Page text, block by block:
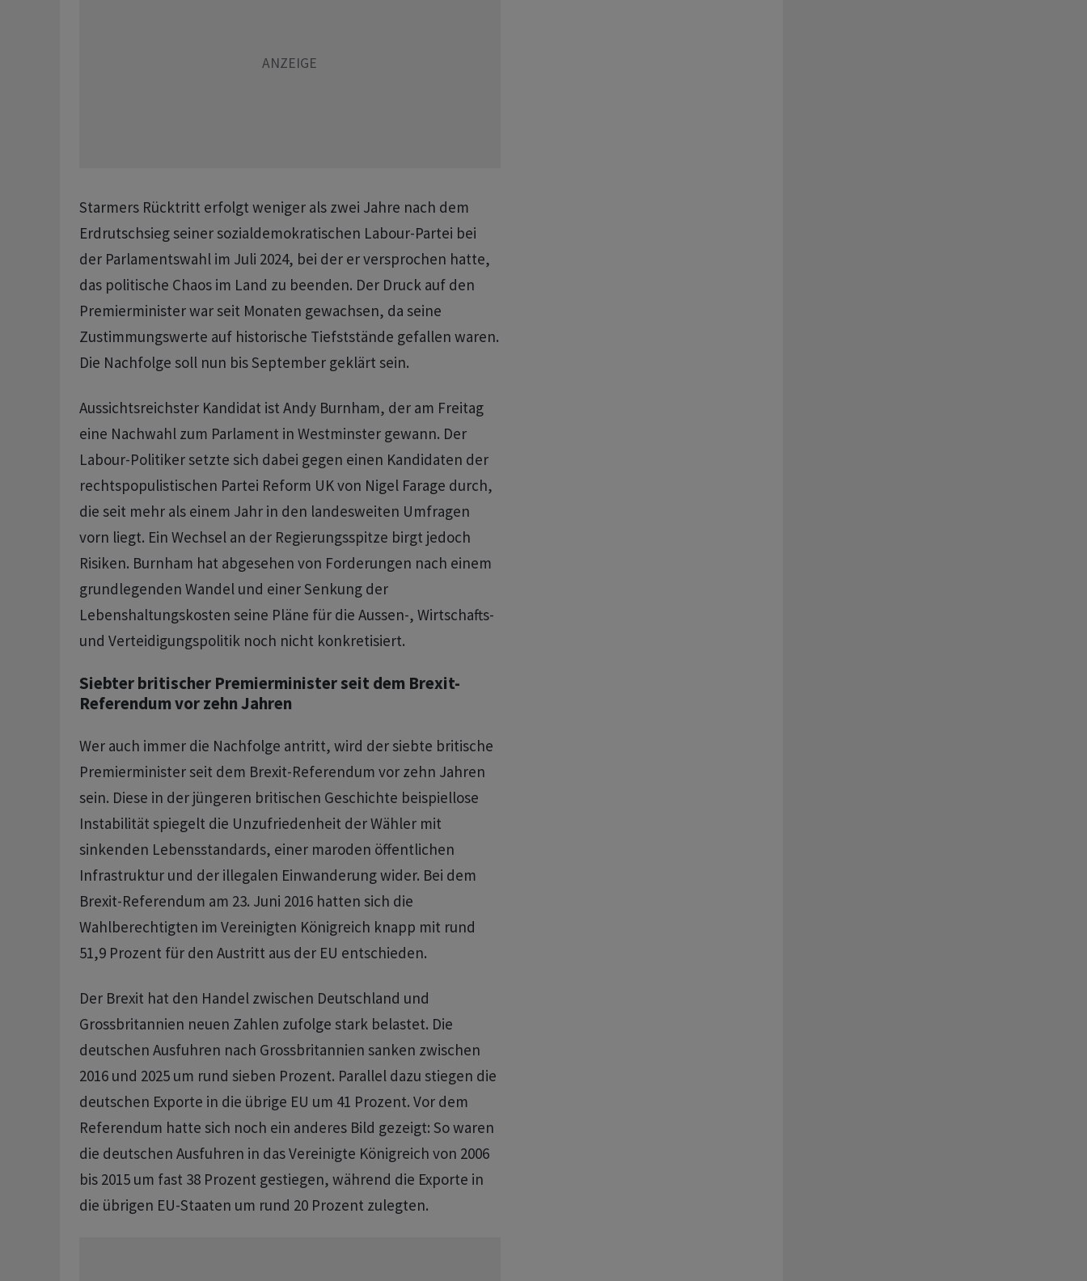
Starmers Rücktritt erfolgt weniger als zwei Jahre nach dem
Erdrutschsieg seiner sozialdemokratischen Labour-Partei bei
der Parlamentswahl im Juli 2024, bei der er versprochen hatte,
das politische ‌Chaos im Land zu beenden. Der Druck auf den
Premierminister war seit Monaten gewachsen, da seine
Zustimmungswerte ​auf historische Tiefststände gefallen waren.
Die Nachfolge soll nun bis September geklärt sein.
Aussichtsreichster Kandidat ist Andy Burnham, der am Freitag
eine Nachwahl zum Parlament in Westminster gewann. Der
Labour-Politiker setzte sich dabei gegen einen Kandidaten der
rechtspopulistischen Partei Reform UK von Nigel Farage durch,
die seit mehr als einem Jahr in den landesweiten Umfragen
vorn liegt. Ein Wechsel an der Regierungsspitze birgt jedoch
Risiken. Burnham hat abgesehen von Forderungen nach einem
grundlegenden Wandel und einer Senkung der
Lebenshaltungskosten seine Pläne für die Aussen-, Wirtschafts-
und Verteidigungspolitik noch nicht konkretisiert.
Siebter britischer Premierminister seit dem Brexit-
Referendum vor zehn Jahren
Wer auch immer die Nachfolge antritt, wird der siebte britische
Premierminister seit dem Brexit-Referendum vor zehn Jahren
‌sein. Diese in der jüngeren britischen Geschichte beispiellose
Instabilität spiegelt die Unzufriedenheit der Wähler mit
sinkenden Lebensstandards, einer maroden öffentlichen
Infrastruktur und der illegalen Einwanderung wider. Bei dem
Brexit-Referendum am 23. Juni 2016 hatten sich die
Wahlberechtigten im Vereinigten Königreich knapp mit rund
51,9 Prozent für den Austritt aus der EU entschieden.
Der Brexit hat den Handel zwischen Deutschland und
Grossbritannien neuen Zahlen zufolge stark belastet. Die
deutschen Ausfuhren nach Grossbritannien sanken zwischen
2016 und 2025 ​um rund sieben Prozent. Parallel dazu stiegen die
deutschen Exporte in die übrige EU um 41 Prozent. Vor dem
Referendum hatte sich noch ein anderes Bild ​gezeigt: So waren
die deutschen Ausfuhren in das Vereinigte Königreich von 2006
bis 2015 um fast 38 Prozent gestiegen, während die ​Exporte in
die übrigen EU-Staaten um rund 20 Prozent zulegten.